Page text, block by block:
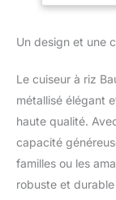
Un design et une
Le cuiseur à riz
métallisé élégant
haute qualité.
capacité
familles ou les
robuste et